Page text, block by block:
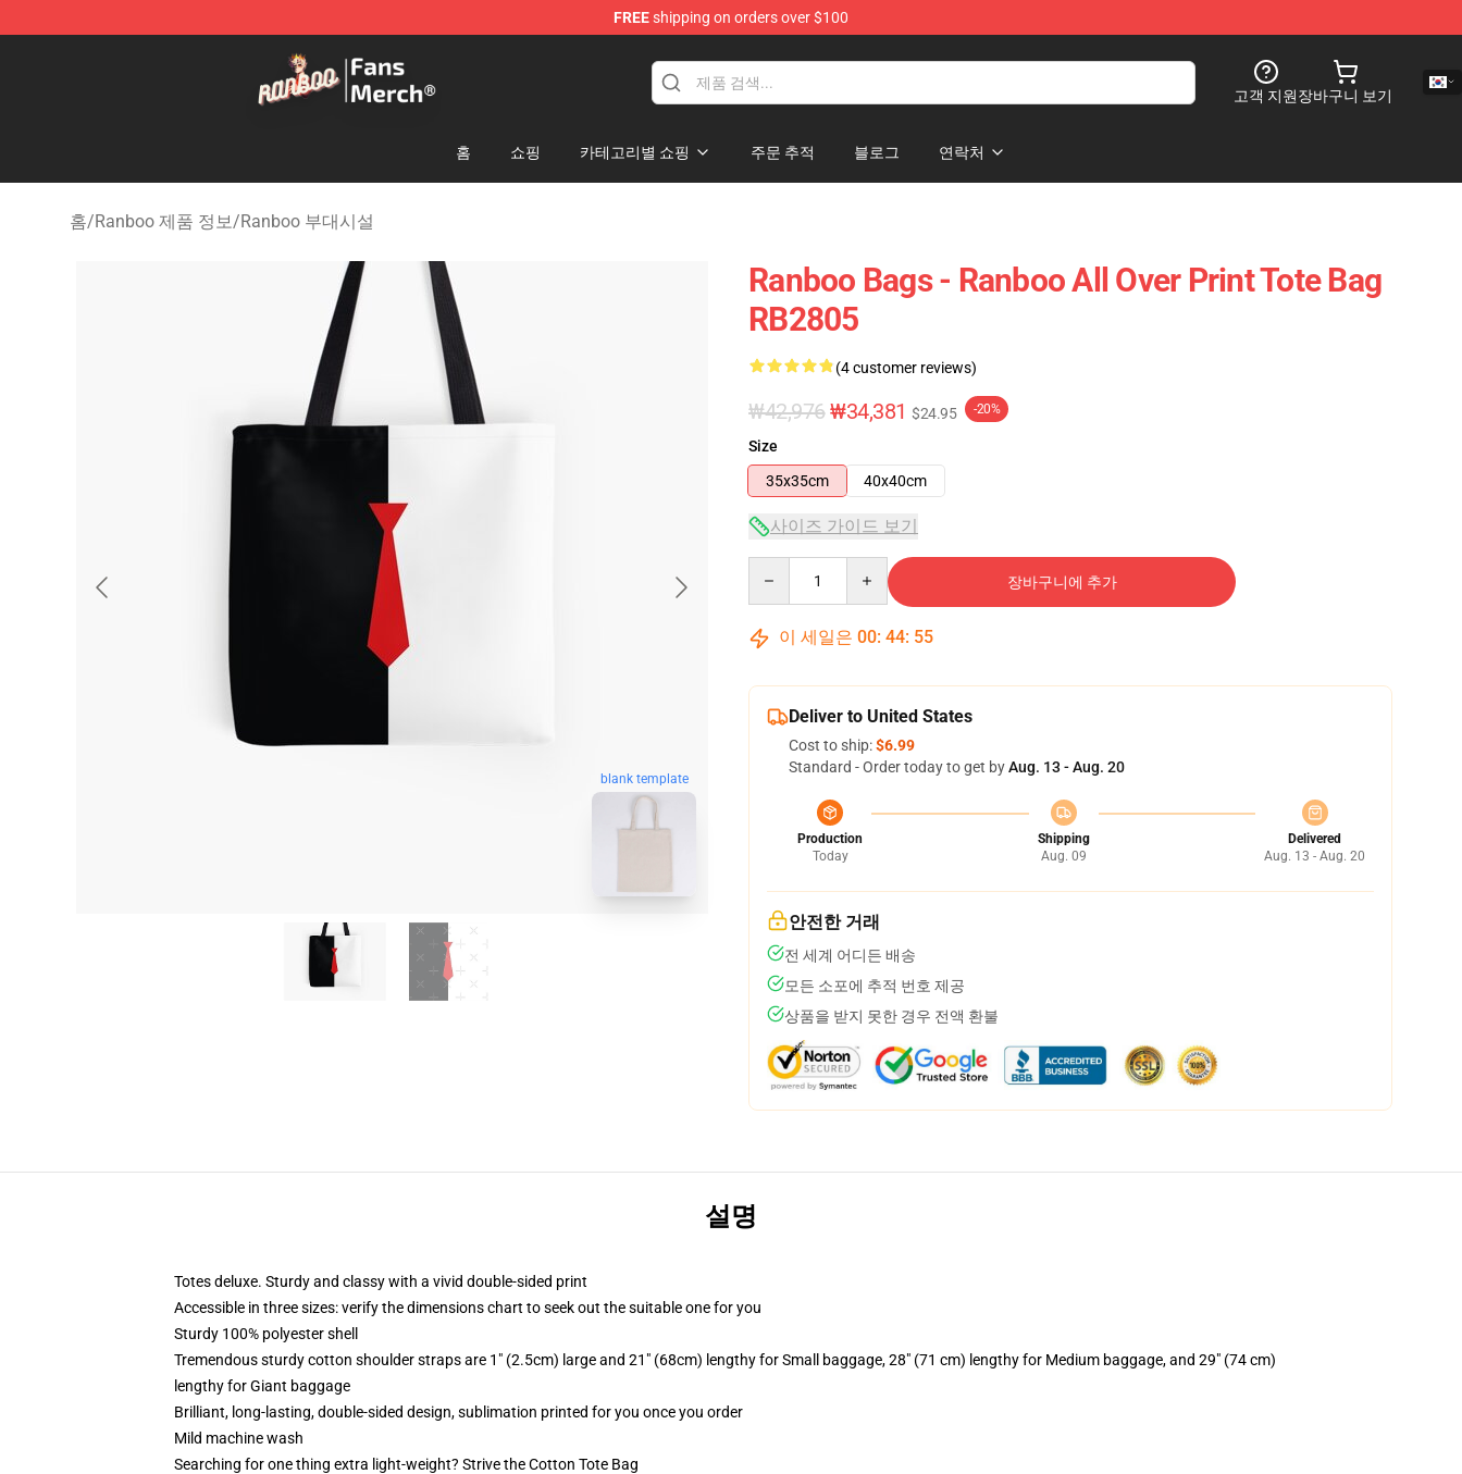
FREEshipping on orders over $100
Ranboo Store - Official Ranboo Merchandise Shop
고객 지원장바구니 보기
홈 쇼핑 카테고리별 쇼핑 주문 추적 블로그 연락처
홈/Ranboo 제품 정보/Ranboo 부대시설
blank template
Ranboo Bags - Ranboo All Over Print Tote Bag
RB2805
(4 customer reviews)
₩42,976₩34,381 $24.95 -20%
Size
35x35cm
40x40cm
사이즈 가이드 보기
장바구니에 추가
이 세일은 00: 44: 54
Deliver to United States
Cost to ship:$6.99
Standard - Order today to get byAug. 13 - Aug. 20
Production
Today
Shipping
Aug. 09
Delivered
Aug. 13 - Aug. 20
안전한 거래
전 세계 어디든 배송
모든 소포에 추적 번호 제공
상품을 받지 못한 경우 전액 환불
설명
Totes deluxe. Sturdy and classy with a vivid double-sided print
Accessible in three sizes: verify the dimensions chart to seek out the suitable one for you
Sturdy 100% polyester shell
Tremendous sturdy cotton shoulder straps are 1" (2.5cm) large and 21" (68cm) lengthy for Small baggage, 28" (71 cm) lengthy for Medium baggage, and 29" (74 cm)
lengthy for Giant baggage
Brilliant, long-lasting, double-sided design, sublimation printed for you once you order
Mild machine wash
Searching for one thing extra light-weight? Strive the Cotton Tote Bag